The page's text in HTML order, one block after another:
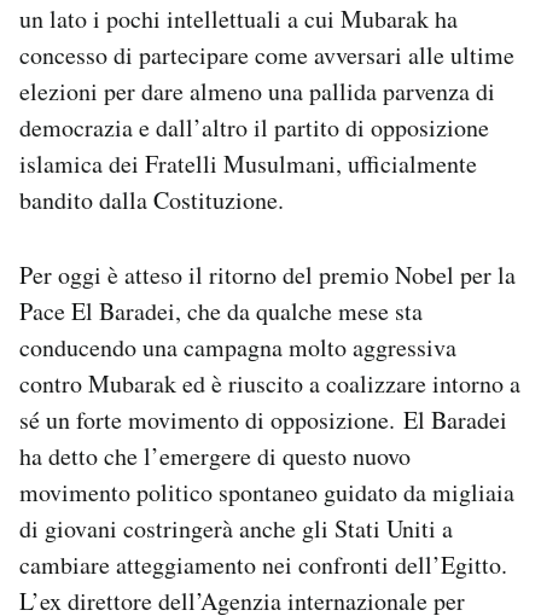
un lato i pochi intellettuali a cui Mubarak ha
concesso di partecipare come avversari alle ultime
elezioni per dare almeno una pallida parvenza di
democrazia e dall’altro il partito di opposizione
islamica dei Fratelli Musulmani, ufficialmente
bandito dalla Costituzione.
Per oggi è atteso il ritorno del premio Nobel per la
Pace El Baradei, che da qualche mese sta
conducendo una campagna molto aggressiva
contro Mubarak ed è riuscito a coalizzare intorno a
sé un forte movimento di opposizione. El Baradei
ha detto che l’emergere di questo nuovo
movimento politico spontaneo guidato da migliaia
di giovani costringerà anche gli Stati Uniti a
cambiare atteggiamento nei confronti dell’Egitto.
L’ex direttore dell’Agenzia internazionale per